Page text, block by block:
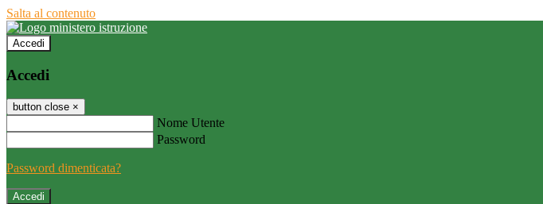
Salta al contenuto
Accedi
Accedi
button close ×
Nome Utente
Password
Password dimenticata?